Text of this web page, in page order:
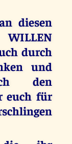
diesen
durch
und
den
euch für